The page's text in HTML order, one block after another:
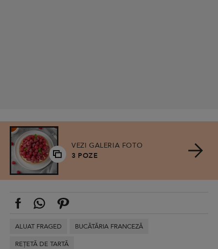
VEZI GALERIA FOTO
3 POZE
ALUAT FRAGED
BUCĂTĂRIA FRANCEZĂ
REȚETĂ DE TARTĂ